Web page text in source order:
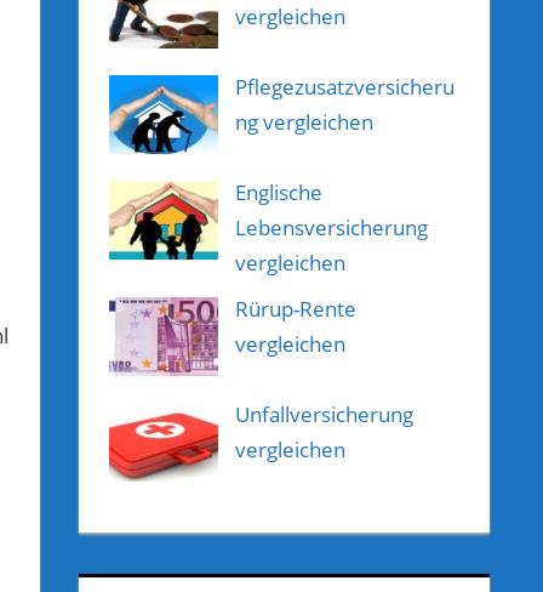
vergleichen
Pflegezusatzversicheru
ng vergleichen
Englische
Lebensversicherung
vergleichen
Rürup-Rente
vergleichen
Unfallversicherung
vergleichen